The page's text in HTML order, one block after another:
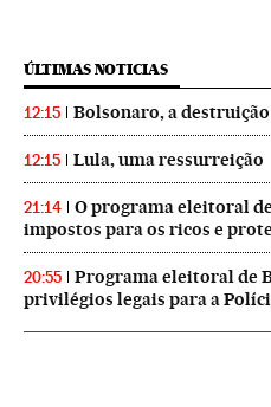
ÚLTIMAS NOTICIAS
12:15 Bolsonaro, a
12:15 Lula, uma ressurreição
21:14
O programa eleitoral
impostos para os ricos e
20:55
Programa eleitoral de
privilégios legais para a